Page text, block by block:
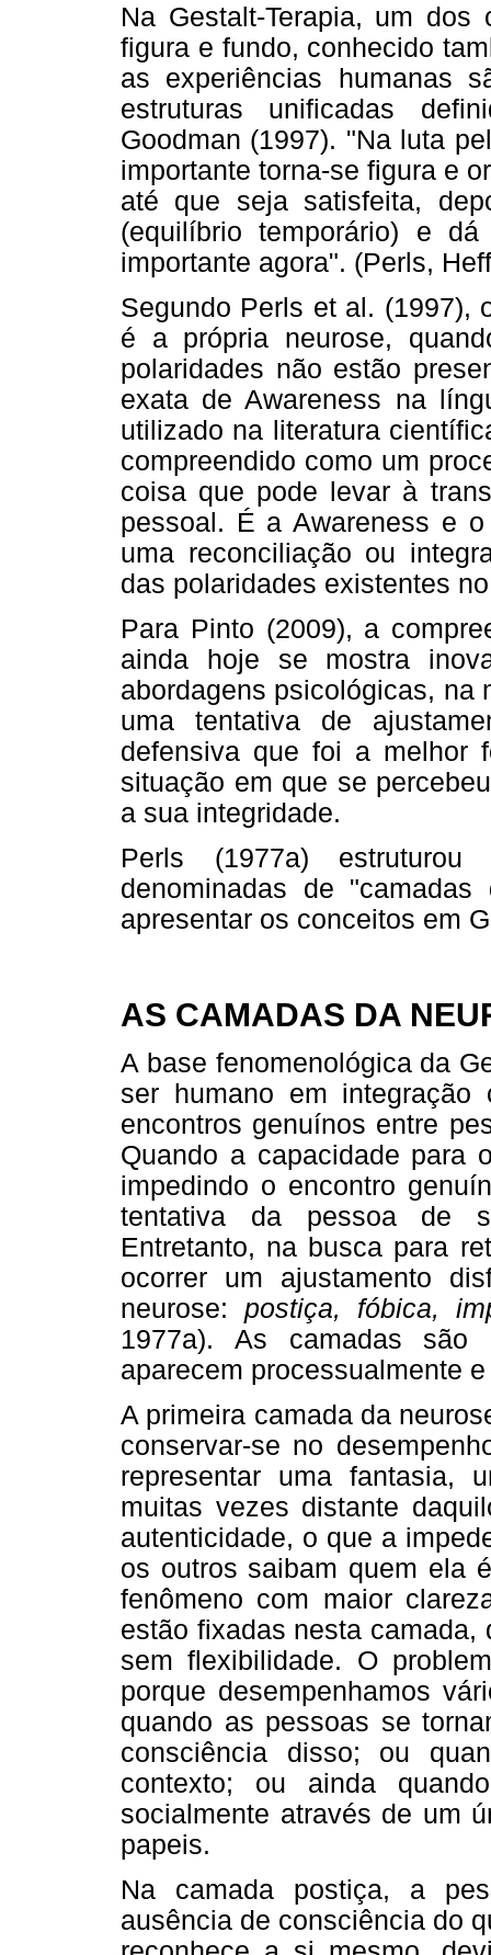
Na Gestalt-Terapia, um
figura e fundo, conhecido
as experiências humanas
estruturas unificadas
Goodman (1997). "Na luta
importante torna-se figura e
até que seja satisfeita,
(equilíbrio temporário) e
importante agora". (Perls,
Segundo Perls et al. (1997),
é a própria neurose,
polaridades não estão
exata de Awareness na
utilizado na literatura
compreendido como um
coisa que pode levar à
pessoal. É a Awareness e
uma reconciliação ou
das polaridades existentes
Para Pinto (2009), a
ainda hoje se mostra
abordagens psicológicas, na
uma tentativa de
defensiva que foi a melhor
situação em que se
a sua integridade.
Perls (1977a)
denominadas de
apresentar os conceitos em
AS CAMADAS DA
A base fenomenológica da
ser humano em
encontros genuínos entre
Quando a capacidade para
impedindo o encontro
tentativa da pessoa de
Entretanto, na busca para
ocorrer um ajustamento
neurose:postiça, fóbica,
1977a). As camadas são
aparecem processualmente
A primeira camada da
conservar-se no
representar uma fantasia,
muitas vezes distante
autenticidade, o que a
os outros saibam quem ela
fenômeno com maior
estão fixadas nesta
sem flexibilidade. O
porque desempenhamos
quando as pessoas se
consciência disso; ou
contexto; ou ainda
socialmente através de um
papeis.
Na camada postiça, a
ausência de consciência do